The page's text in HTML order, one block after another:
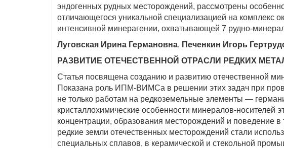
эндогенных рудных месторождений, рассмотрены
отличающегося уникальной специализацией на
интенсивной минерагении, охватывающей 7 рудно-
Луговская Ирина Германовна, Печенкин Игорь
РАЗВИТИЕ ОТЕЧЕСТВЕННОЙ ОТРАСЛИ РЕДКИХ
Статья посвящена созданию и развитию отечественной
Показана роль ИПМ-ВИМСа в решении этих задач при
не только работам на редкоземельные элементы —
кристаллохимические особенности минералов-носителей
концентрации, образования месторождений и поведение в
редкие земли отечественных месторождений стали
специальных сплавов, в керамической и стекольной